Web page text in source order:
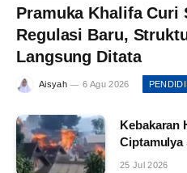
Pramuka Khalifa Curi
Regulasi Baru,
Langsung Ditata
Aisyah 6 Agu 2026
Kebakaran
Ciptamulya
25 Jul 2026